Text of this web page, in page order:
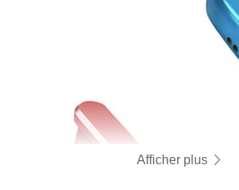
Afficher plus